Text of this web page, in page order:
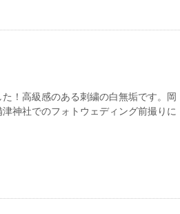
！高級感のある刺繍の白無垢です。岡
神社でのフォトウェディング前撮りに